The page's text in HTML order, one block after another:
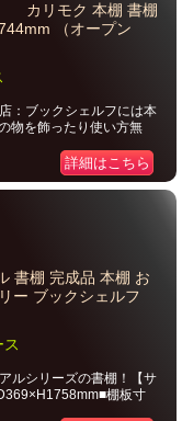
カリモク 本棚 書棚
（オープン
：ブックシェルフには本
物を飾ったり使い方無
詳細はこちら
書棚 完成品 本棚 お
ー ブックシェルフ
ルシリーズの書棚！【サ
棚板寸